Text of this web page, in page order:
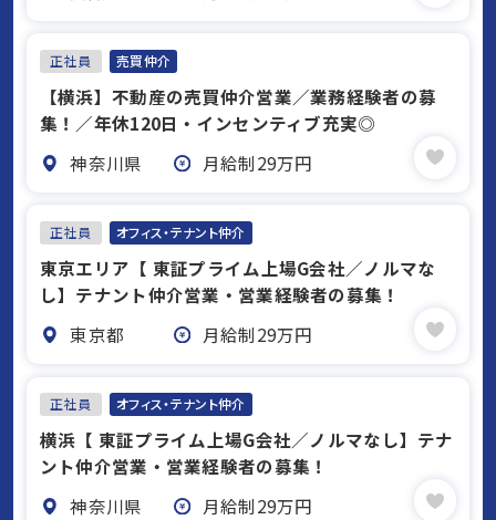
正社員 売買仲介
【横浜】不動産の売買仲介営業／業務経験者の募
集！／年休120日・インセンティブ充実◎
神奈川県
月給制29万円
正社員 オフィス・テナント仲介
東京エリア【 東証プライム上場G会社／ノルマな
し】テナント仲介営業・営業経験者の募集！
東京都
月給制29万円
正社員 オフィス・テナント仲介
横浜【 東証プライム上場G会社／ノルマなし】テナ
ント仲介営業・営業経験者の募集！
神奈川県
月給制29万円